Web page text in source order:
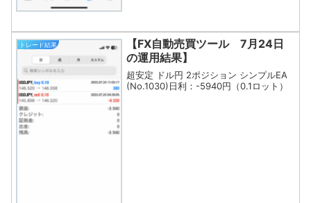
トレード結果
【FX自動売買ツール 7月24日
の運用結果】
超安定 ドル円 2ポジション シンプルEA
(No.1030)日利：-5940円（0.1ロット）